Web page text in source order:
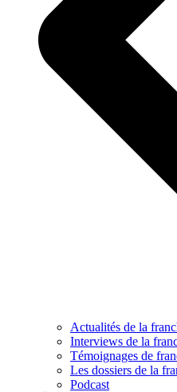
Actualités de la
Interviews de la
Témoignages de
Les dossiers de la
Podcast